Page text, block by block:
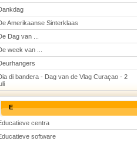
Amerikaanse Sinterklaas
Dag van ...
week van ...
di bandera - Dag van de Vlag Curaçao - 2
E
centra
software